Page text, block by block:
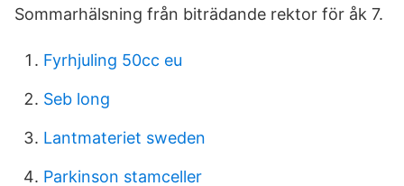
Sommarhälsning från biträdande rektor för åk 7.
Fyrhjuling 50cc eu
Seb long
Lantmateriet sweden
Parkinson stamceller